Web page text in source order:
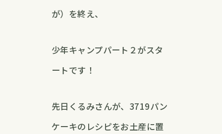
が）を終え、
少年キャンプパート２がスタ
ートです！
先日くるみさんが、3719パン
ケーキのレシピをお土産に置